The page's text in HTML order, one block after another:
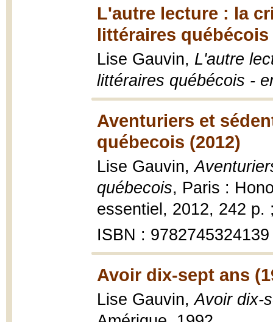
L'autre lecture : la
littéraires québécois
Lise Gauvin, L'autre
littéraires québécois -
Aventuriers et
québecois (2012)
Lise Gauvin,
québecois, Paris :
essentiel, 2012, 242 p.
ISBN : 9782745324139
Avoir dix-sept ans
Lise Gauvin,Avoir dix-